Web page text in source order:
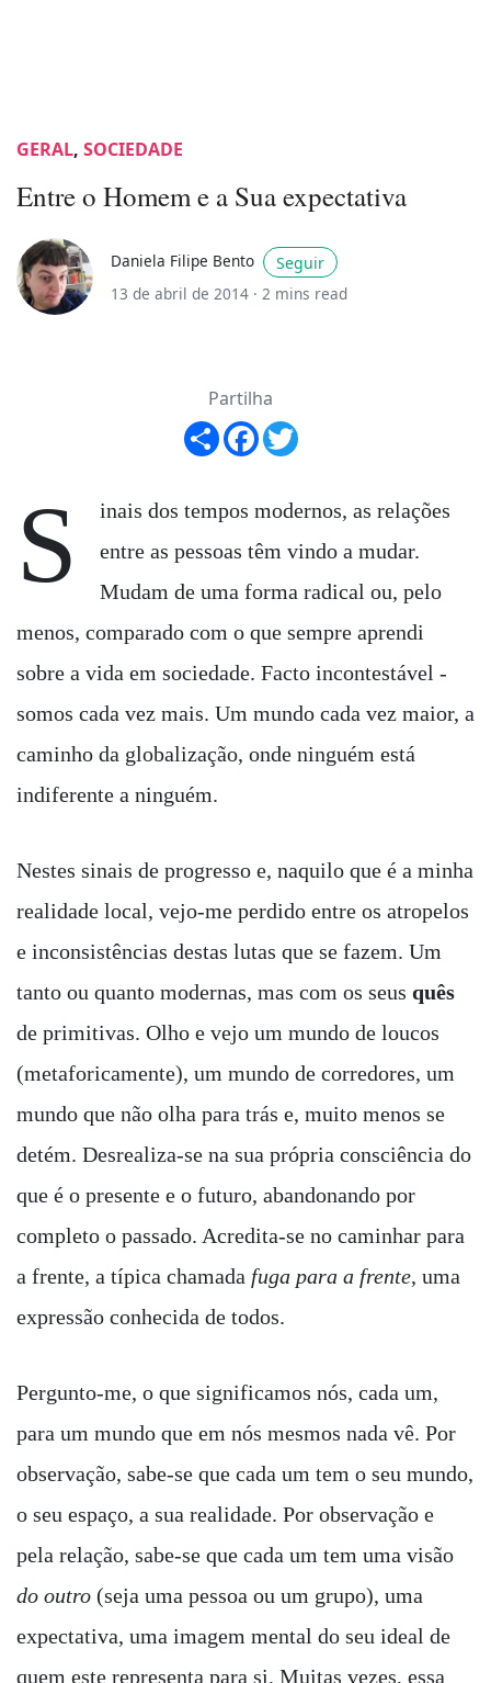
GERAL, SOCIEDADE
Entre o Homem e a Sua expectativa
Daniela Filipe Bento
Seguir
13 de abril de 2014 · 2 mins read
Partilha
Share Facebook
S
inais dos tempos modernos, as relações
entre as pessoas têm vindo a mudar.
Mudam de uma forma radical ou, pelo
menos, comparado com o que sempre aprendi
sobre a vida em sociedade. Facto incontestável -
somos cada vez mais. Um mundo cada vez maior, a
caminho da globalização, onde ninguém está
indiferente a ninguém.
Nestes sinais de progresso e, naquilo que é a minha
realidade local, vejo-me perdido entre os atropelos
e inconsistências destas lutas que se fazem. Um
tanto ou quanto modernas, mas com os seus quês
de primitivas. Olho e vejo um mundo de loucos
(metaforicamente), um mundo de corredores, um
mundo que não olha para trás e, muito menos se
detém. Desrealiza-se na sua própria consciência do
que é o presente e o futuro, abandonando por
completo o passado. Acredita-se no caminhar para
a frente, a típica chamada fuga para a frente, uma
expressão conhecida de todos.
Pergunto-me, o que significamos nós, cada um,
para um mundo que em nós mesmos nada vê. Por
observação, sabe-se que cada um tem o seu mundo,
o seu espaço, a sua realidade. Por observação e
pela relação, sabe-se que cada um tem uma visão
do outro (seja uma pessoa ou um grupo), uma
expectativa, uma imagem mental do seu ideal de
quem este representa para si. Muitas vezes, essa